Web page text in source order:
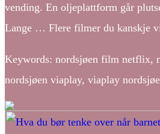
vending. En oljeplattform går
Lange … Flere filmer du kanskje
Keywords: nordsjøen film netflix,
nordsjøen viaplay, viaplay